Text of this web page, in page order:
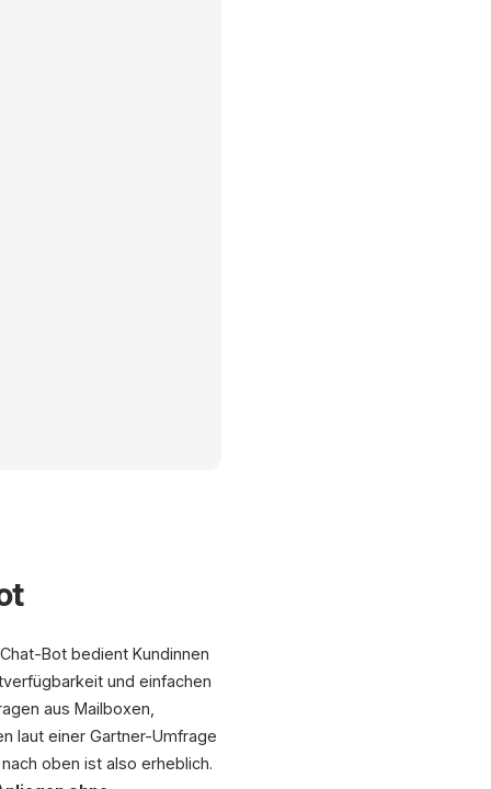
PII-Maskierung
vor jedem LLM-Call
Bot bedient Kundinnen
und einfachen
aus Mailboxen,
laut einer Gartner-Umfrage
oben ist also erheblich.